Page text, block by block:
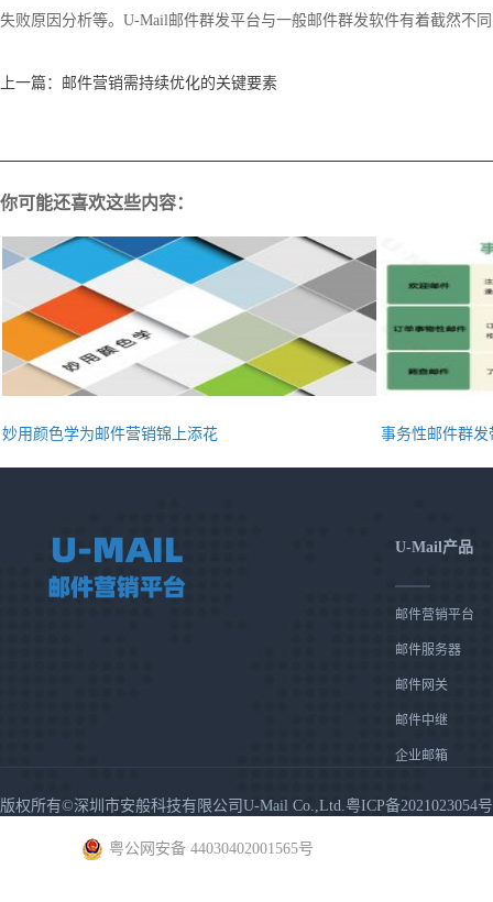
失败原因分析等。U-Mail邮件群发平台与一般邮件群发软件有着截然不
上一篇： 邮件营销需持续优化的关键要素
你可能还喜欢这些内容：
妙用颜色学为邮件营销锦上添花 事务性邮件群
U-Mail产品
邮件营销平台
邮件服务器
邮件网关
邮件中继
企业邮箱
版权所有©深圳市安般科技有限公司U-Mail Co.,Ltd.粤ICP备2021023054号
粤公网安备 44030402001565号